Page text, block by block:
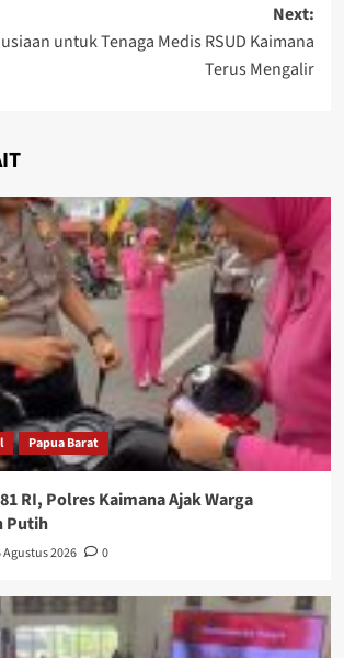
Next:
untuk Tenaga Medis RSUD Kaimana
Terus Mengalir
Papua Barat
RI, Polres Kaimana Ajak Warga
Putih
Agustus 2026 0